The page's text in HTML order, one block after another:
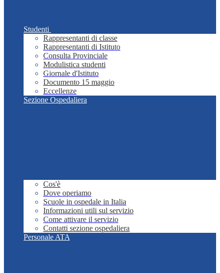
Studenti
Rappresentanti di classe
Rappresentanti di Istituto
Consulta Provinciale
Modulistica studenti
Giornale d'Istituto
Documento 15 maggio
Eccellenze
Sezione Ospedaliera
Cos'è
Dove operiamo
Scuole in ospedale in Italia
Informazioni utili sul servizio
Come attivare il servizio
Contatti sezione ospedaliera
Personale ATA